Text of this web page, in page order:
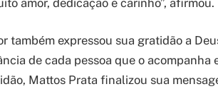
também expressou sua gratidão a
de cada pessoa que o
Mattos Prata finalizou sua